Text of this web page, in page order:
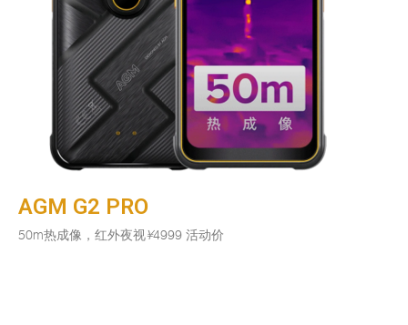
AGM G2 PRO
50m热成像，红外夜视¥4999 活动价